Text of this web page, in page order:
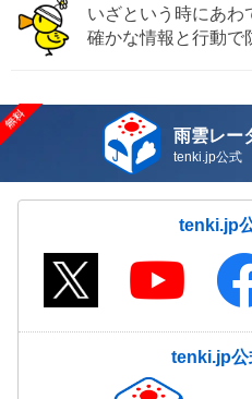
いざという時にあわ
確かな情報と行動で
雨雲レー
tenki.jp公式
tenki.jp
tenki.jp公